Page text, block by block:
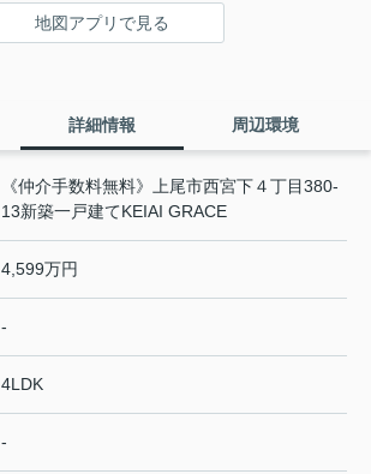
地図アプリで見る
詳細情報 周辺環境
《仲介手数料無料》上尾市西宮下４丁目380-
13新築一戸建てKEIAI GRACE
4,599万円
-
4LDK
-